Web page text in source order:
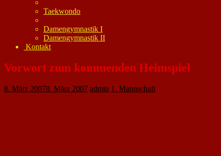
Taekwondo
Damengymnastik I
Damengymnastik II
Kontakt
Vorwort zum kommenden Heimspiel
8. März 20078. März 2007 admin 1. Mannschaft